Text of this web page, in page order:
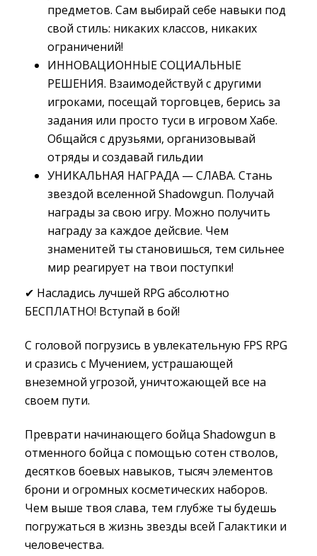
предметов. Сам выбирай себе навыки под
свой стиль: никаких классов, никаких
ограничений!
ИННОВАЦИОННЫЕ СОЦИАЛЬНЫЕ
РЕШЕНИЯ. Взаимодействуй с другими
игроками, посещай торговцев, берись за
задания или просто туси в игровом Хабе.
Общайся с друзьями, организовывай
отряды и создавай гильдии
УНИКАЛЬНАЯ НАГРАДА — СЛАВА. Стань
звездой вселенной Shadowgun. Получай
награды за свою игру. Можно получить
награду за каждое дейсвие. Чем
знаменитей ты становишься, тем сильнее
мир реагирует на твои поступки!
✔ Насладись лучшей RPG абсолютно
БЕСПЛАТНО! Вступай в бой!
С головой погрузись в увлекательную FPS RPG
и сразись с Мучением, устрашающей
внеземной угрозой, уничтожающей все на
своем пути.
Преврати начинающего бойца Shadowgun в
отменного бойца с помощью сотен стволов,
десятков боевых навыков, тысяч элементов
брони и огромных косметических наборов.
Чем выше твоя слава, тем глубже ты будешь
погружаться в жизнь звезды всей Галактики и
человечества.